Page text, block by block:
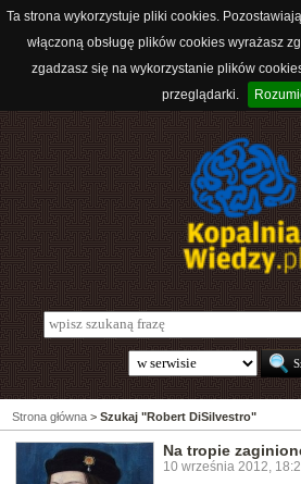
Ta strona wykorzystuje pliki cookies.
włączoną obsługę plików cookies wyrażasz
zgadzasz się na wykorzystanie plików
przeglądarki.
Strona główna > Szukaj "Robert DiSilvestro"
Na tropie
10 września 2012,